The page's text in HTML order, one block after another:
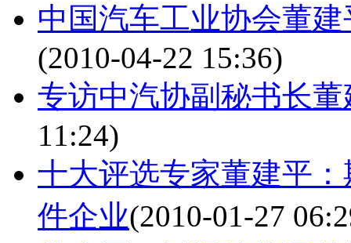
中国汽车工业协会董
(2010-04-22 15:36)
专访中汽协副秘书长
11:24)
十大评选专家董建平
件企业(2010-01-27